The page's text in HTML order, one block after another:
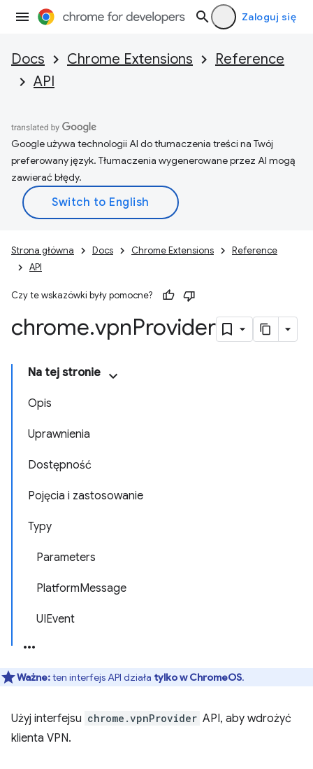
Zaloguj się
Docs Chrome Extensions
Reference
API
Google używa technologii AI do tłumaczenia treści na Twój
preferowany język. Tłumaczenia wygenerowane przez AI mogą
zawierać błędy.
Strona główna Docs Chrome Extensions
Reference
API
Czy te wskazówki były pomocne?
chrome.vpnProvider
Na tej stronie
Opis
Uprawnienia
Dostępność
Pojęcia i zastosowanie
Typy
Parameters
PlatformMessage
UIEvent
Ważne:ten interfejs API działa tylko w ChromeOS.
Użyj interfejsu chrome.vpnProvider API, aby wdrożyć
klienta VPN.